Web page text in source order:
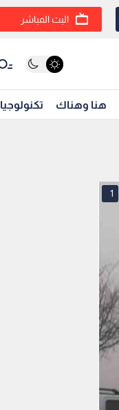
البث المباشر
هنا وهناك تكنولوجيا
1